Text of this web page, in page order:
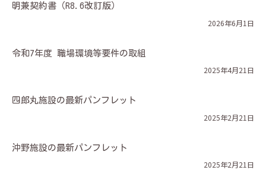
明兼契約書（R8.6改訂版）
2026年6月1日
令和7年度 職場環境等要件の取組
2025年4月21日
四郎丸施設の最新パンフレット
2025年2月21日
沖野施設の最新パンフレット
2025年2月21日